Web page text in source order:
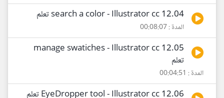
12.04 search a color - Illustrator cc تعلم
المدة : 00:08:07
12.05 manage swatiches - Illustrator cc
تعلم
المدة : 00:04:51
12.06 EyeDropper tool - Illustrator cc تعلم